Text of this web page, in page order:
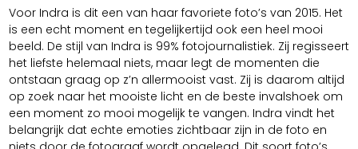
Voor Indra is dit een van haar favoriete foto’s van 2015. Het
is een echt moment en tegelijkertijd ook een heel mooi
beeld. De stijl van Indra is 99% fotojournalistiek. Zij regisseert
het liefste helemaal niets, maar legt de momenten die
ontstaan graag op z’n allermooist vast. Zij is daarom altijd
op zoek naar het mooiste licht en de beste invalshoek om
een moment zo mooi mogelijk te vangen. Indra vindt het
belangrijk dat echte emoties zichtbaar zijn in de foto en